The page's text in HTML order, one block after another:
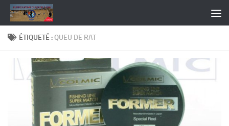
Skip to content
ÉTIQUETÉ :QUEU DE RAT